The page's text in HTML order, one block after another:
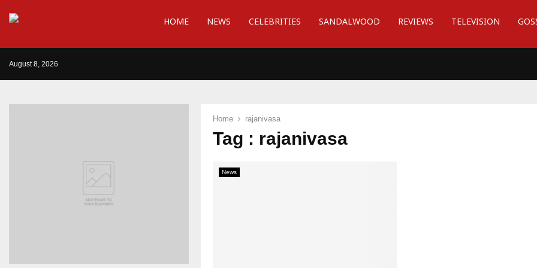
HOME NEWS CELEBRITIES SANDALWOOD REVIEWS TELEVISION
August 8, 2026
Home rajanivasa
Tag : rajanivasa
News